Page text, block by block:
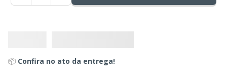
📦 Confira no ato da entrega!